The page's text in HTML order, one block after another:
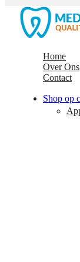
Home
Over Ons
Contact
Shop op